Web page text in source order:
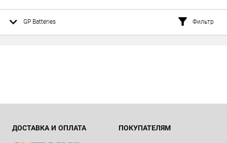
GP Batteries Фильтр
ДОСТАВКА И ОПЛАТА ПОКУПАТЕЛЯМ